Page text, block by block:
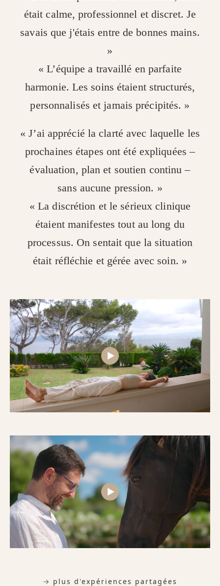
était calme, professionnel et discret. Je
savais que j'étais entre de bonnes mains.
»
« L’équipe a travaillé en parfaite
harmonie. Les soins étaient structurés,
personnalisés et jamais précipités. »
« J’ai apprécié la clarté avec laquelle les
prochaines étapes ont été expliquées –
évaluation, plan et soutien continu –
sans aucune pression. »
« La discrétion et le sérieux clinique
étaient manifestes tout au long du
processus. On sentait que la situation
était réfléchie et gérée avec soin. »
→ plus d'expériences partagées